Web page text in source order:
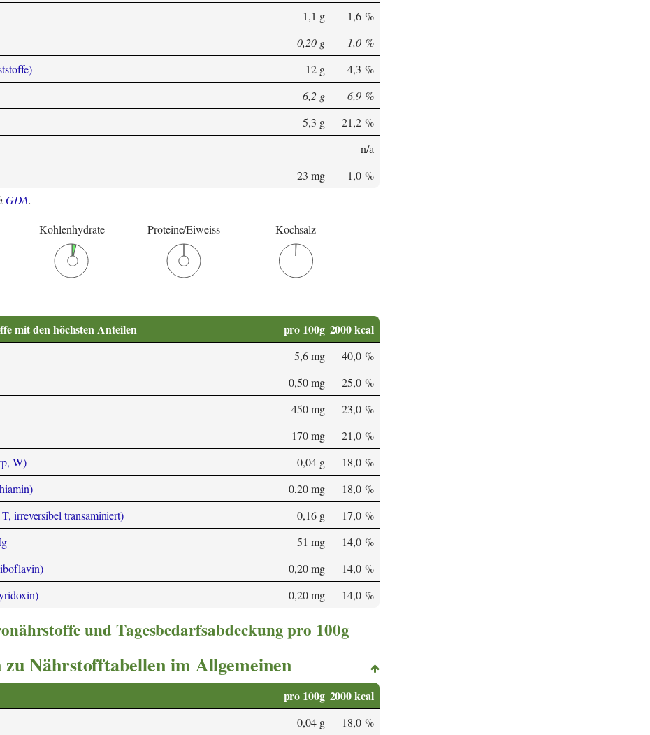
1,1 g
1,6 %
0,20 g
1,0 %
12 g
4,3 %
6,2 g
6,9 %
5,3 g
21,2 %
n/a
23 mg
1,0 %
GDA.
Kohlenhydrate Proteine/Eiweiss Kochsalz
mit den höchsten Anteilen pro 100g 2000 kcal
5,6 mg
40,0 %
0,50 mg
25,0 %
450 mg
23,0 %
170 mg
21,0 %
W) 0,04 g
18,0 %
0,20 mg
18,0 %
irreversibel transaminiert) 0,16 g
17,0 %
51 mg
14,0 %
0,20 mg
14,0 %
0,20 mg 14,0 %
und Tagesbedarfsabdeckung pro 100g
Nährstofftabellen im Allgemeinen
pro 100g 2000 kcal
0,04 g
18,0 %